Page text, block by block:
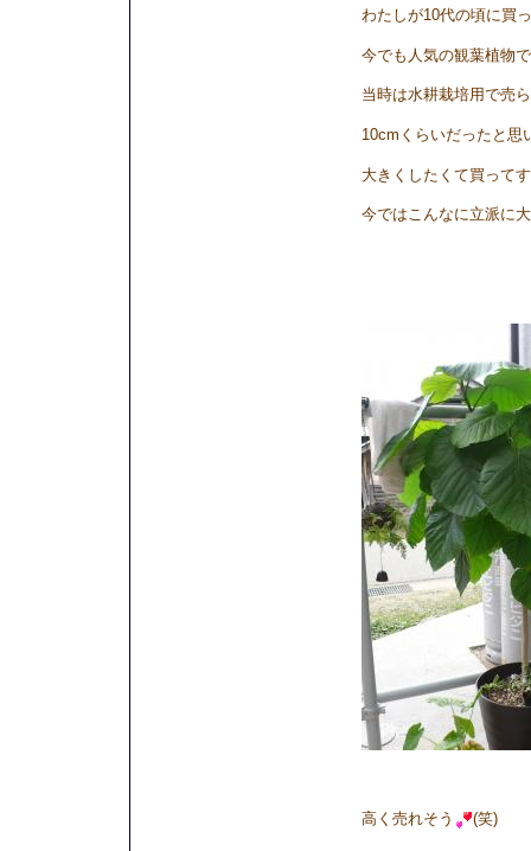
わたしが10代の頃に買
今でも人気の観葉植物
当時は水耕栽培用で売
10cmくらいだったと思
大きくしたくて買って
今ではこんなに立派に
高く売れそう (笑)